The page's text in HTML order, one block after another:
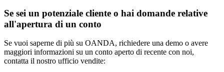
Se sei un potenziale cliente o hai domande relative
all'apertura di un conto
Se vuoi saperne di più su OANDA, richiedere una demo o avere
maggiori informazioni su un conto aperto di recente con noi,
contatta il nostro ufficio vendite: